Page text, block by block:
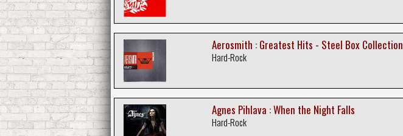
Aerosmith : Greatest Hits - Steel Box Collection
Hard-Rock
Agnes Pihlava : When the Night Falls
Hard-Rock